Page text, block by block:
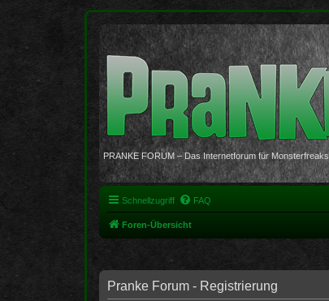
PRANKE FORUM – Das Internetforum für Monsterfreaks
Schnellzugriff FAQ
Foren-Übersicht
Pranke Forum - Registrierung